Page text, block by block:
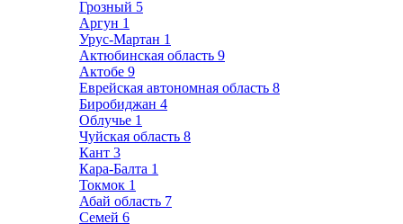
Грозный 5
Аргун 1
Урус-Мартан 1
Актюбинская область 9
Актобе 9
Еврейская автономная область 8
Биробиджан 4
Облучье 1
Чуйская область 8
Кант 3
Кара-Балта 1
Токмок 1
Абай область 7
Семей 6